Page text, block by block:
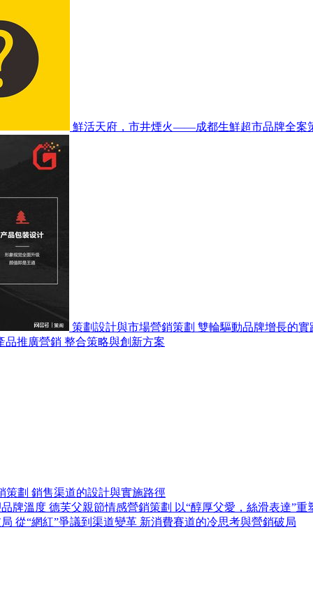
鮮活天府，市井煙火——成都生鮮超市品牌全案
策劃設計與市場營銷策劃 雙輪驅動品牌增長的實
品推廣營銷 整合策略與創新方案
策劃 銷售渠道的設計與實施路徑
德芙父親節情感營銷策劃 以“醇厚父愛，絲滑表達”重
從“網紅”爭議到渠道變革 新消費賽道的冷思考與營銷破局